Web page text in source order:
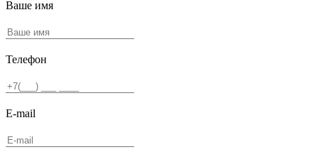
Ваше имя
Телефон
E-mail